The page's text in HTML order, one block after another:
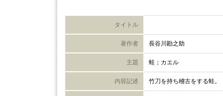
タイトル
著作者 長谷川勘之助
主題 蛙；カエル
内容記述 竹刀を持ち稽古をする蛙。